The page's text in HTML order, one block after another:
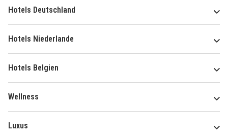
Hotels Deutschland
Hotels Niederlande
Hotels Belgien
Wellness
Luxus